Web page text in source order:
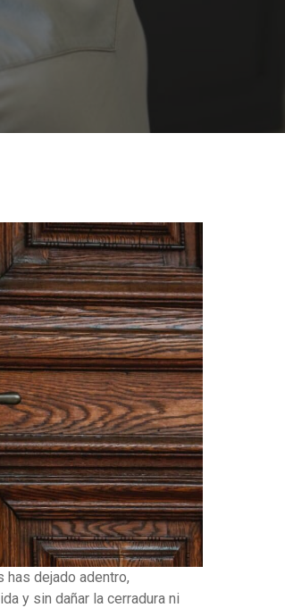
has dejado adentro,
y sin dañar la cerradura ni